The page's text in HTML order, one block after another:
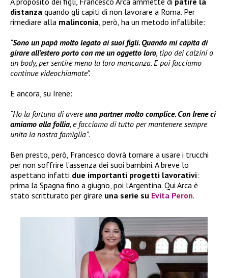
distanza quando gli capiti di non lavorare a Roma. Per
rimediare alla malinconia , però, ha un metodo infallibile:
“Sono un papà molto legato ai suoi figli. Quando mi capita di
girare all’estero porto con me un oggetto loro, tipo dei calzini o
un body, per sentire meno la loro mancanza. E poi facciamo
continue videochiamate”.
E ancora, su Irene:
“Ho la fortuna di avereuna partner molto complice. Con Irene ci
amiamo alla follia, e facciamo di tutto per mantenere sempre
unita la nostra famiglia”.
Ben presto, però, Francesco dovrà tornare a usare i trucchi
per non soffrire l’assenza dei suoi bambini. A breve lo
aspettano infatti due importanti progetti lavorativi:
prima la Spagna fino a giugno, poi l’Argentina. Qui Arca è
stato scritturato per girare una serie su Evita Peron.